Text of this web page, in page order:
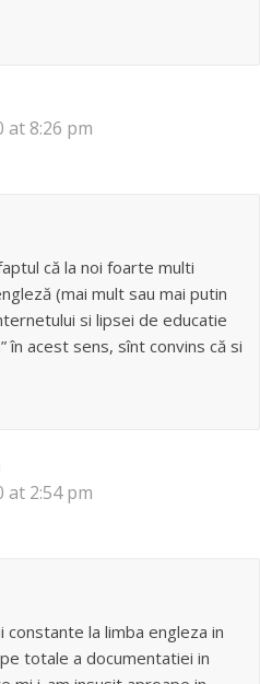
at 8:26 pm
că la noi foarte multi
(mai mult sau mai putin
si lipsei de educatie
în acest sens, sînt convins că si
at 2:54 pm
constante la limba engleza in
totale a documentatiei in